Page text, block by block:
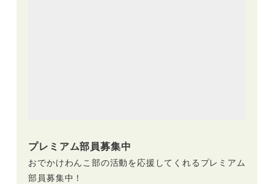
プレミアム部員募集中
おでかけわんこ部の活動を応援してくれるプレミアム
部員募集中！